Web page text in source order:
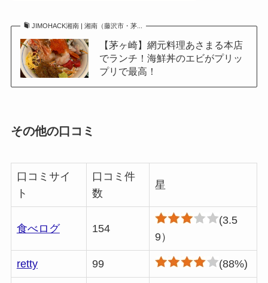
JIMOHACK湘南 | 湘南（藤沢市・茅...
【茅ヶ崎】網元料理あさまる本店
でランチ！海鮮丼のエビがプリッ
プリで最高！
その他の口コミ
口コミサイ
ト
口コミ件
数
星
食べログ 154
(3.5
9）
retty 99 (88%)